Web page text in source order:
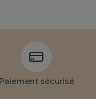
Paiement sécurisé